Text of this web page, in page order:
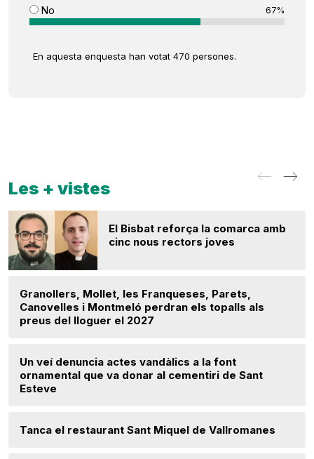
No 67%
En aquesta enquesta han votat 470 persones.
Les + vistes
El Bisbat reforça la comarca amb
cinc nous rectors joves
Granollers, Mollet, les Franqueses, Parets,
Canovelles i Montmeló perdran els topalls als
preus del lloguer el 2027
Un veí denuncia actes vandàlics a la font
ornamental que va donar al cementiri de Sant
Esteve
Tanca el restaurant Sant Miquel de Vallromanes